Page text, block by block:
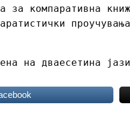
за компаративна
на дваесетина